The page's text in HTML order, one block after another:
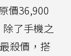
價36,900
了手機之
殺價，搭